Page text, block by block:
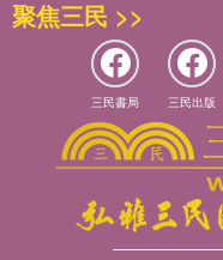
｜實施︿強化經濟體質方
感動｜規劃高雄、桃園、
頓飯，遊台灣｜推動高速
｜推動﹁東部鐵路改善計
高速公路﹂建設計畫 不塞
﹁南二高﹂建設計畫 快樂
建設計畫 ︻第九章︼修正
﹁你農我農﹂｜修正︿農
章︼建構社會安全體系，
聚焦三民 >>
三民書局 三民出版